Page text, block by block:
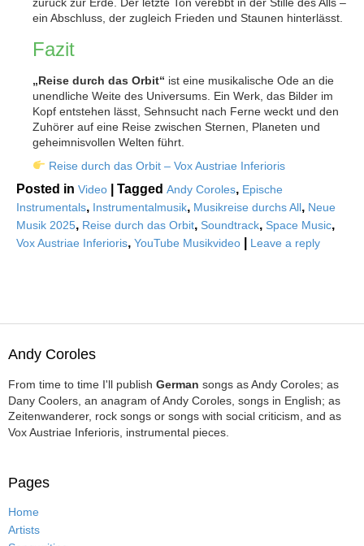
ein Abschluss, der zugleich Frieden und Staunen hinterlässt.
Fazit
„Reise durch das Orbit“ ist eine musikalische Ode an die
unendliche Weite des Universums. Ein Werk, das Bilder im
Kopf entstehen lässt, Sehnsucht nach Ferne weckt und den
Zuhörer auf eine Reise zwischen Sternen, Planeten und
geheimnisvollen Welten führt.
Reise durch das Orbit – Vox Austriae Inferioris
Posted in Video Tagged Andy Coroles, Epische
Instrumentals, Instrumentalmusik, Musikreise durchs All, Neue
Musik 2025, Reise durch das Orbit, Soundtrack, Space Music,
Vox Austriae Inferioris, YouTube Musikvideo Leave a reply
Andy Coroles
From time to time I'll publish German songs as Andy Coroles; as
Dany Coolers, an anagram of Andy Coroles, songs in English; as
Zeitenwanderer, rock songs or songs with social criticism, and as
Vox Austriae Inferioris, instrumental pieces.
Pages
Home
Artists